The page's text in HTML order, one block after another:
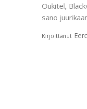
Oukitel,
sano
Kirjoittanut